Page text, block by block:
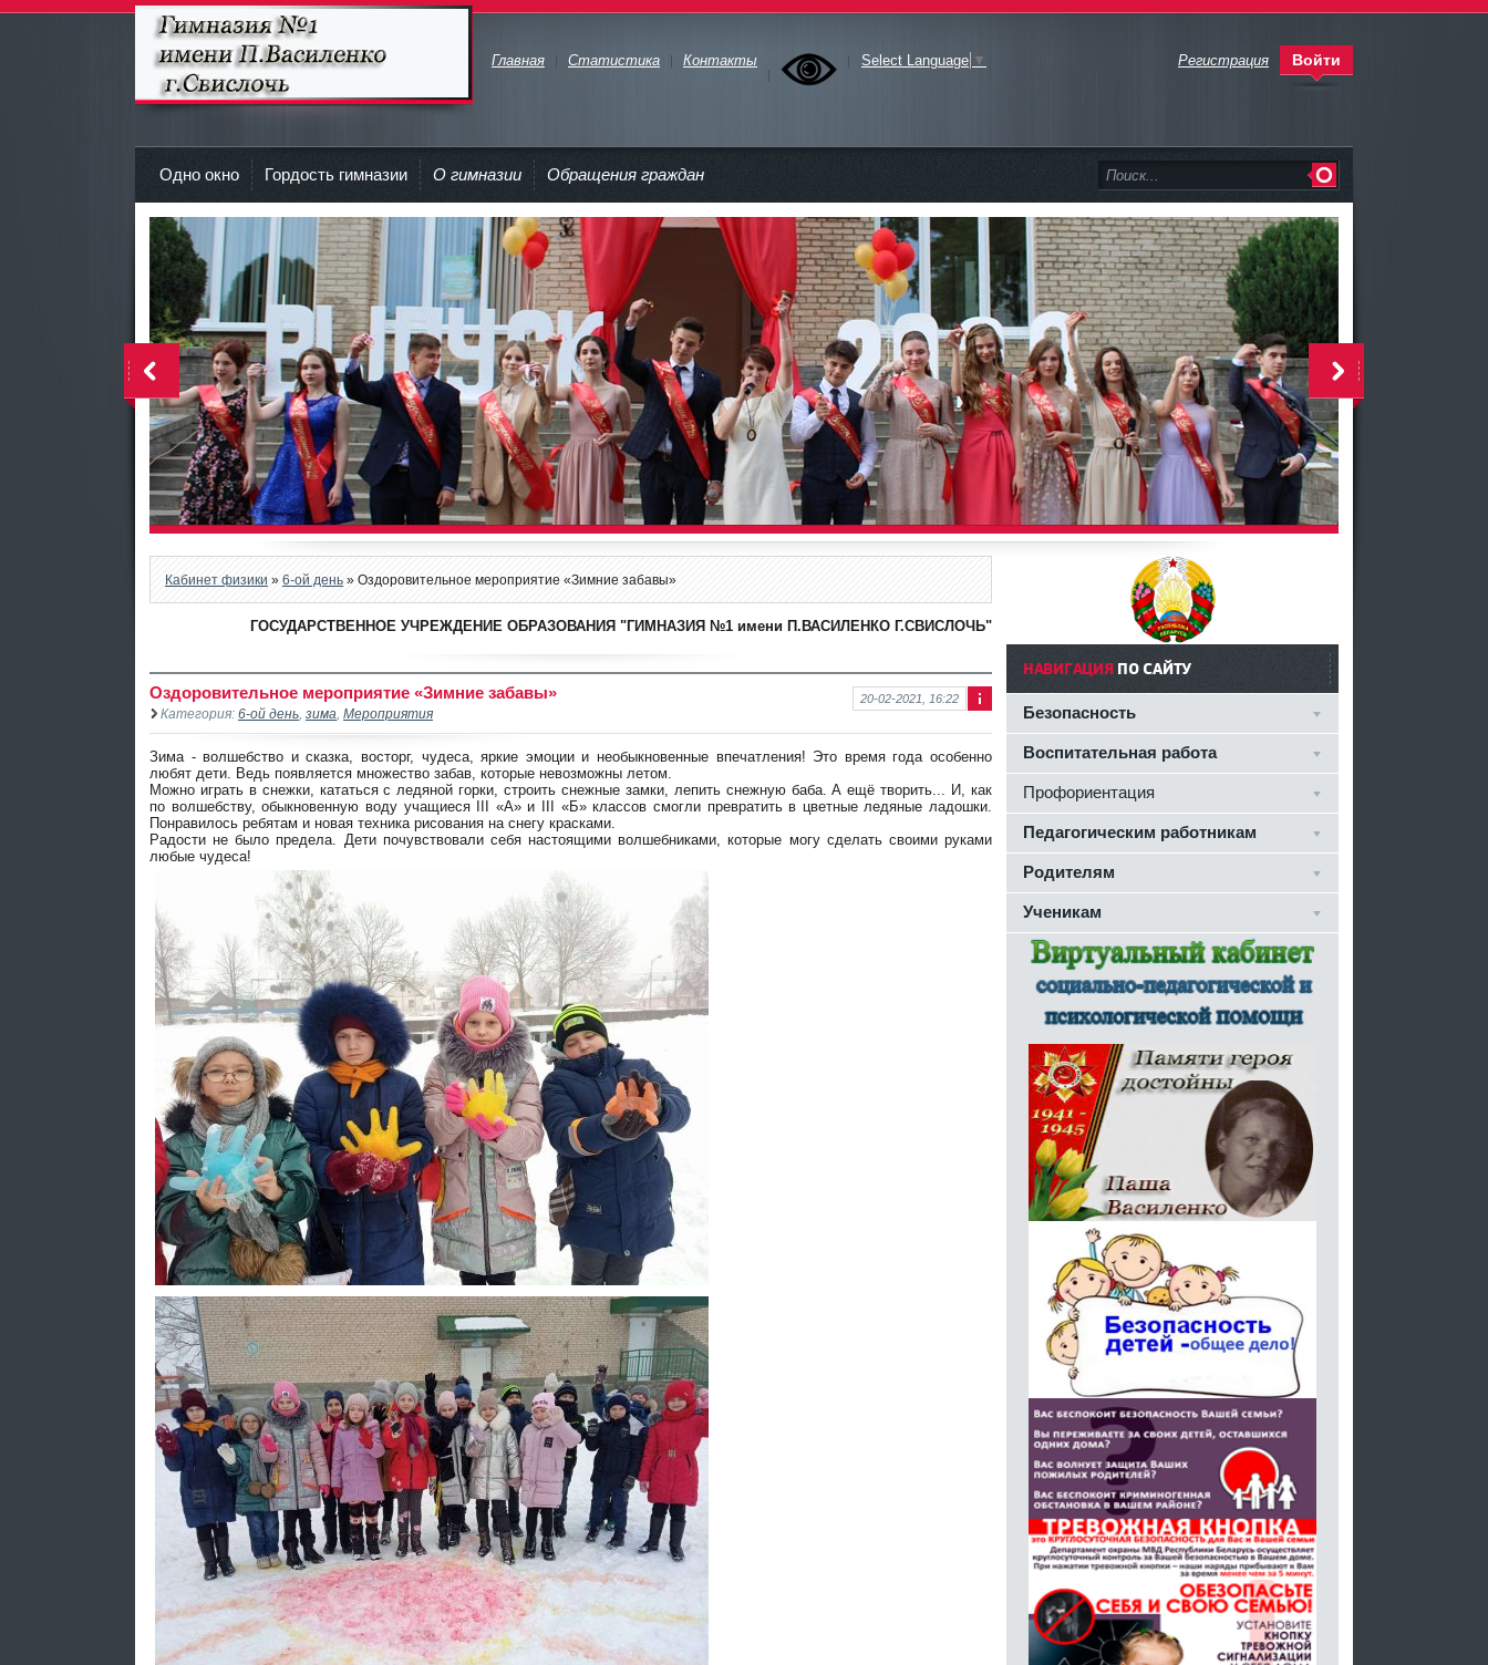
Гимназия №1 имени П.Василенко
Регистрация Войти
Главная Статистика Контакты Select Language ▼
Одно окно Гордость гимназии О гимназии Обращения граждан
<
Кабинет физики » 6-ой день » Оздоровительное мероприятие «Зимние забавы»
ГОСУДАРСТВЕННОЕ УЧРЕЖДЕНИЕ ОБРАЗОВАНИЯ "ГИМНАЗИЯ №1 имени П.ВАСИЛЕНКО Г.СВИСЛОЧЬ"
фо
рм
я к
нов
и
20-02-2021, 16:22
Оздоровительное мероприятие «Зимние забавы»
Категория: 6-ой день зима Мероприятия
Зима - волшебство и сказка, восторг, чудеса, яркие эмоции и необыкновенные впечатления! Это время года особенно
любят дети. Ведь появляется множество забав, которые невозможны летом.
Можно играть в снежки, кататься с ледяной горки, строить снежные замки, лепить снежную баба. А ещё творить... И, как
по волшебству, обыкновенную воду учащиеся III «А» и III «Б» классов смогли превратить в цветные ледяные ладошки.
Понравилось ребятам и новая техника рисования на снегу красками.
Радости не было предела. Дети почувствовали себя настоящими волшебниками, которые могу сделать своими руками
любые чудеса!
НАВИГАЦИЯПО САЙТУ
Безопасность
Воспитательная работа
Профориентация
Педагогическим работникам
Родителям
Ученикам